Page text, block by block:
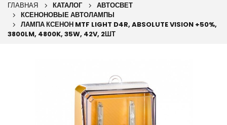
ГЛАВНАЯ КАТАЛОГ
АВТОСВЕТ
КСЕНОНОВЫЕ АВТОЛАМПЫ
ЛАМПА КСЕНОН MTF LIGHT D4R, ABSOLUTE VISION +50%,
3800LM, 4800K, 35W, 42V, 2ШТ